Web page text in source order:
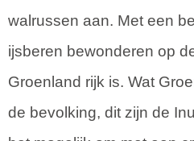
walrussen aan. Met een
ijsberen bewonderen op
Groenland rijk is. Wat
de bevolking, dit zijn de